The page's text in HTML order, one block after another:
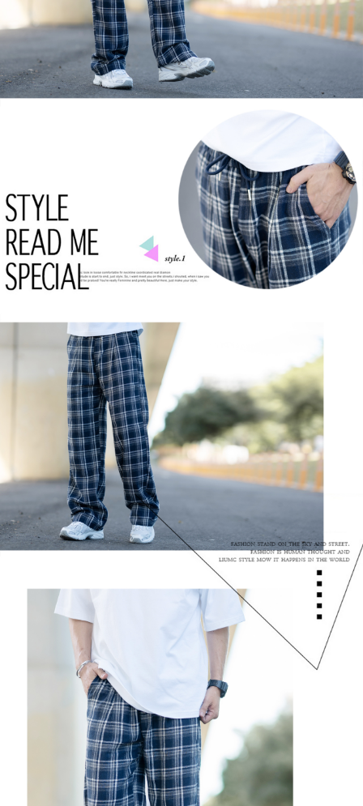
４．使用「AFTEE先享後付」時，將依據個別帳號之用戶狀況，依本公司即
時審查核予不同之上限額度；若仍有額度不足之情形，本公司將視審查結果
請求用戶進行身份認證。
５．嚴禁一人註冊多個帳號或使用他人資訊註冊。若發現惡意使用之情形，
恩沛科技股份有限公司將有權停止該用戶之使用額度並採取法律行動。